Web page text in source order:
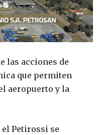
las acciones de
que permiten
aeropuerto y la
Petirossi se